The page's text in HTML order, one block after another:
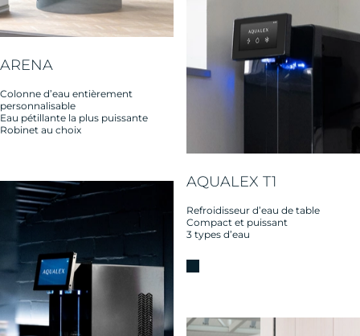
ARENA
Colonne d’eau entièrement
personnalisable
Eau pétillante la plus puissante
Robinet au choix
AQUALEX T1
Refroidisseur d’eau de table
Compact et puissant
3 types d’eau